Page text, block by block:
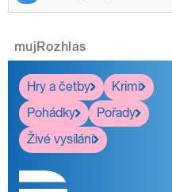
mujRozhlas
Hry a četby
Krimi
Pohádky
Pořady
Živé vysílání